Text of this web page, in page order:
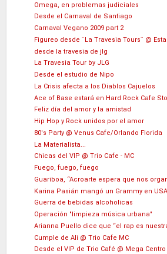
Omega, en problemas judiciales
Desde el Carnaval de Santiago
Carnaval Vegano 2009 part 2
Figureo desde ¨La Travesia Tours¨ @
desde la travesia de jlg
La Travesia Tour by JLG
Desde el estudio de Nipo
La Crisis afecta a los Diablos Cajuelos
Ace of Base estará en Hard Rock Cafe
Feliz día del amor y la amistad
Hip Hop y Rock unidos por el amor
80's Party @ Venus Cafe/Orlando Florida
La Materialista...
Chicas del VIP @ Trio Cafe - MC
Fuego, fuego, fuego
Guariboa, “Acroarte espera que nos
Karina Pasián mangó un Grammy en USA
Guerra de bebidas alcoholicas
Operación "limpieza música urbana"
Arianna Puello dice que “el rap es
Cumple de Ali @ Trio Cafe MC
Desde el VIP de Trio Café @ Mega Centro